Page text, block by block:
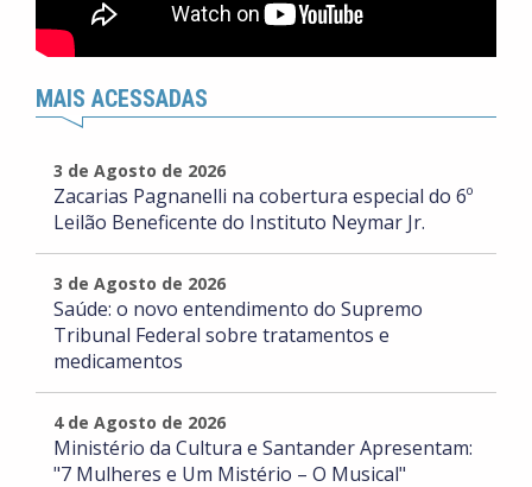
MAIS ACESSADAS
3 de Agosto de 2026
Zacarias Pagnanelli na cobertura especial do 6º
Leilão Beneficente do Instituto Neymar Jr.
3 de Agosto de 2026
Saúde: o novo entendimento do Supremo
Tribunal Federal sobre tratamentos e
medicamentos
4 de Agosto de 2026
Ministério da Cultura e Santander Apresentam:
"7 Mulheres e Um Mistério – O Musical"